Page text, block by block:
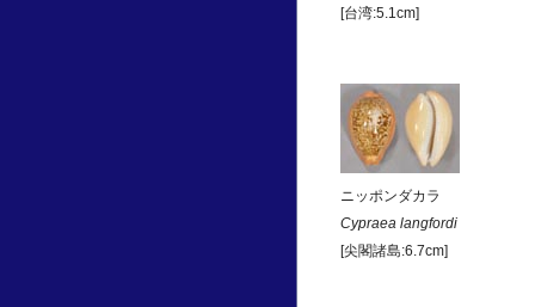
[台湾:5.1cm]
ニッポンダカラ
Cypraea langfordi
[尖閣諸島:6.7cm]